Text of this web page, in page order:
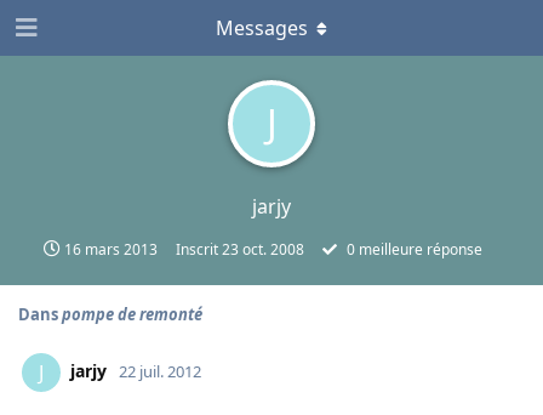
J
jarjy
16 mars 2013 Inscrit23 oct. 2008 0meilleure réponse
Messages
Danspompe de remonté
J jarjy 22 juil. 2012